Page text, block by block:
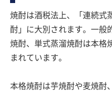
焼酎は酒税法上、「連続式
酎」に大別されます。一般
焼酎、単式蒸溜焼酎は本格
まれています。
本格焼酎は芋焼酎や麦焼酎